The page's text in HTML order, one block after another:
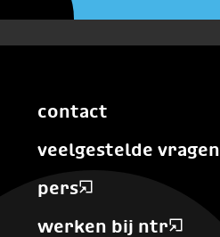
contact
veelgestelde vragen
pers
werken bij ntr